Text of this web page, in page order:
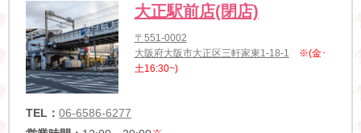
大正駅前店(閉店)
〒551-0002
大阪府大阪市大正区三軒家東1-18-1
※(金･
土16:30~)
TEL： 06-6586-6277